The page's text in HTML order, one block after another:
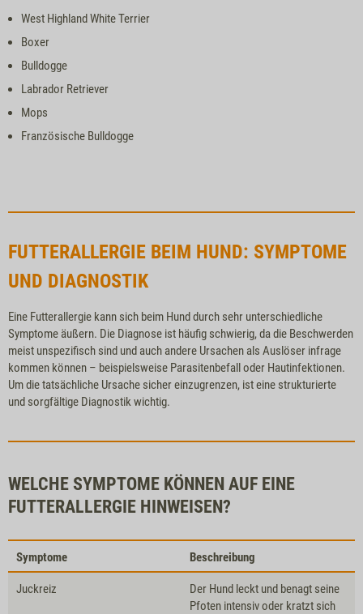
West Highland White Terrier
Boxer
Bulldogge
Labrador Retriever
Mops
Französische Bulldogge
FUTTERALLERGIE BEIM HUND: SYMPTOME
UND DIAGNOSTIK
Eine Futterallergie kann sich beim Hund durch sehr unterschiedliche
Symptome äußern. Die Diagnose ist häufig schwierig, da die Beschwerden
meist unspezifisch sind und auch andere Ursachen als Auslöser infrage
kommen können – beispielsweise Parasitenbefall oder Hautinfektionen.
Um die tatsächliche Ursache sicher einzugrenzen, ist eine strukturierte
und sorgfältige Diagnostik wichtig.
WELCHE SYMPTOME KÖNNEN AUF EINE
FUTTERALLERGIE HINWEISEN?
Symptome Beschreibung
Juckreiz
Der Hund leckt und benagt seine
Pfoten intensiv oder kratzt sich